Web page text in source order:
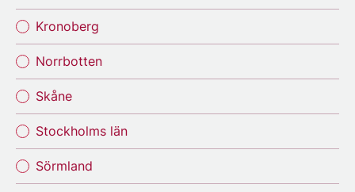
Kronoberg
Norrbotten
Skåne
Stockholms län
Sörmland